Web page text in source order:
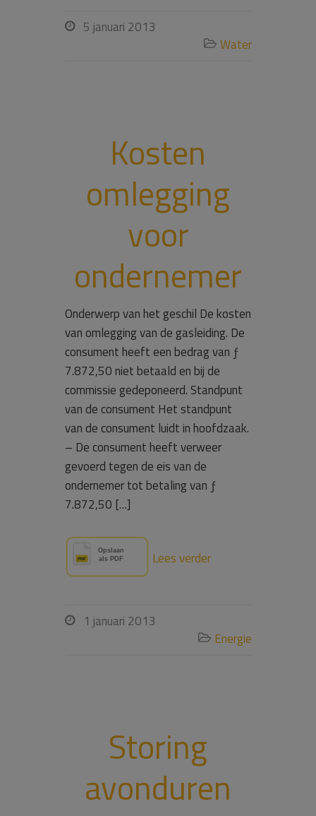
 5 januari 2013
 Water
Kosten
omlegging
voor
ondernemer
Onderwerp van het geschil De kosten
van omlegging van de gasleiding. De
consument heeft een bedrag van ƒ
7.872,50 niet betaald en bij de
commissie gedeponeerd. Standpunt
van de consument Het standpunt
van de consument luidt in hoofdzaak.
– De consument heeft verweer
gevoerd tegen de eis van de
ondernemer tot betaling van ƒ
7.872,50 […]
Lees verder
 1 januari 2013
 Energie
Storing
avonduren